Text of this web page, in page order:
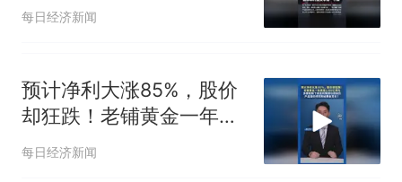
每日经济新闻
预计净利大涨85%，股价
却狂跌！老铺黄金一年蒸
发1300亿港元
每日经济新闻